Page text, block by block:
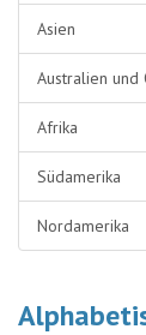
Asien
Australien und
Afrika
Südamerika
Nordamerika